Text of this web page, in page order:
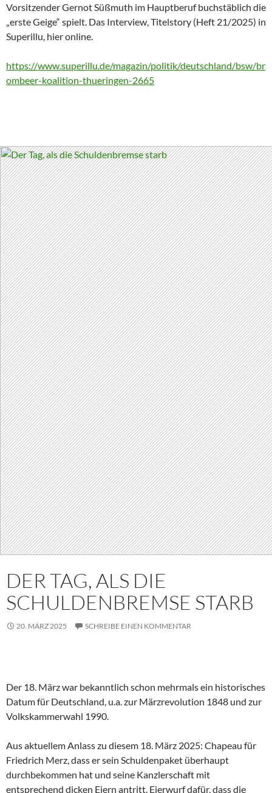
Vorsitzender Gernot Süßmuth im Hauptberuf buchstäblich die
„erste Geige“ spielt. Das Interview, Titelstory (Heft 21/2025) in
Superillu, hier online.
https://www.superillu.de/magazin/politik/deutschland/bsw/br
ombeer-koalition-thueringen-2665
DER TAG, ALS DIE
SCHULDENBREMSE STARB
20. MÄRZ 2025 SCHREIBE EINEN KOMMENTAR
Der 18. März war bekanntlich schon mehrmals ein historisches
Datum für Deutschland, u.a. zur Märzrevolution 1848 und zur
Volkskammerwahl 1990.
Aus aktuellem Anlass zu diesem 18. März 2025: Chapeau für
Friedrich Merz, dass er sein Schuldenpaket überhaupt
durchbekommen hat und seine Kanzlerschaft mit
entsprechend dicken Eiern antritt. Eierwurf dafür, dass die